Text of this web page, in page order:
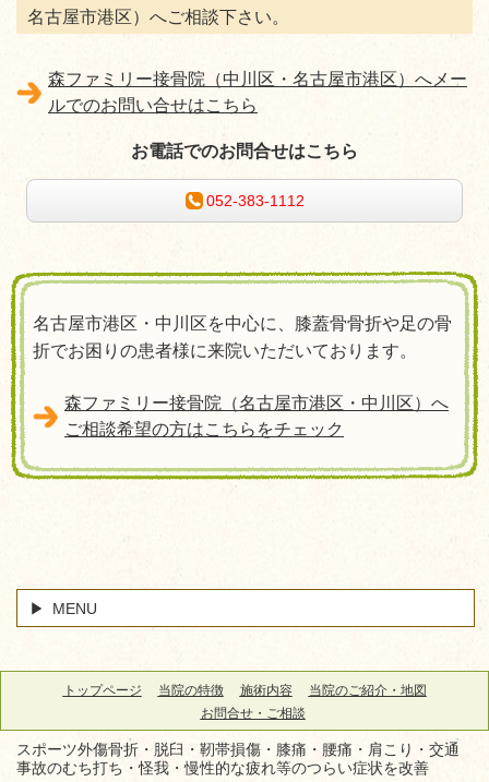
名古屋市港区）へご相談下さい。
森ファミリー接骨院（中川区・名古屋市港区）へメー
ルでのお問い合せはこちら
お電話でのお問合せはこちら
052-383-1112
名古屋市港区・中川区を中心に、膝蓋骨骨折や足の骨
折でお困りの患者様に来院いただいております。
森ファミリー接骨院（名古屋市港区・中川区）へ
ご相談希望の方はこちらをチェック
MENU
トップページ 当院の特徴 施術内容
当院のご紹介・地図
お問合せ・ご相談
スポーツ外傷骨折・脱臼・靭帯損傷・膝痛・腰痛・肩こり・交通
事故のむち打ち・怪我・慢性的な疲れ等のつらい症状を改善